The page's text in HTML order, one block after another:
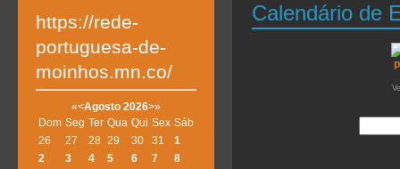
Calendário de
https://rede-
portuguesa-de-
moinhos.mn.co/
«<Agosto 2026>»
Dom Seg Ter Qua Qui Sex Sáb
26
27 28 29 30 31
1
2
3 4 5 6 7
8